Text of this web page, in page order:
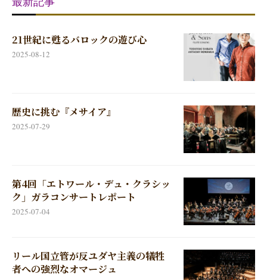
21世紀に甦るバロックの遊び心
2025-08-12
歴史に挑む『メサイア』
2025-07-29
第4回「エトワール・デュ・クラシッ
ク」ガラコンサートレポート
2025-07-04
リール国立管が反ユダヤ主義の犠牲
者への強烈なオマージュ